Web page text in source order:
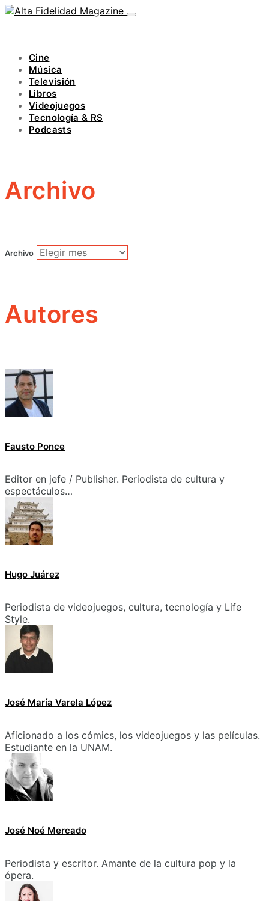
Cine
Música
Televisión
Libros
Videojuegos
Tecnología & RS
Podcasts
Archivo
Archivo
Autores
Fausto Ponce
Editor en jefe / Publisher. Periodista de cultura y
espectáculos…
Hugo Juárez
Periodista de videojuegos, cultura, tecnología y Life
Style.
José María Varela López
Aficionado a los cómics, los videojuegos y las películas.
Estudiante en la UNAM.
José Noé Mercado
Periodista y escritor. Amante de la cultura pop y la
ópera.